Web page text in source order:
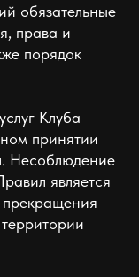
обязательные
права и
порядок
Клуба
принятии
Несоблюдение
является